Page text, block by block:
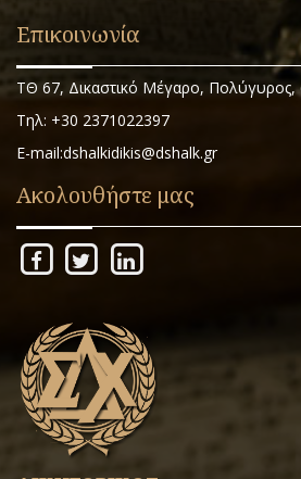
Επικοινωνία
ΤΘ 67, Δικαστικό Μέγαρο, Πολύγυρος,
Τηλ: +30 2371022397
E-mail:dshalkidikis@dshalk.gr
Ακολουθήστε μας